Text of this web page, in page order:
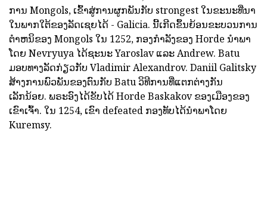
ການ Mongols, ເຂົ້າສູ່ການຜູກພັນກັບ strongest ໃນຂະນະທີ່ນາ
ໃນພາກໃຕ້ຂອງລັດເຊຍໄດ້ - Galicia. ນີ້ເກີດຂຶ້ນຍ້ອນຂະບວນການ
ຕໍາຫນິຂອງ Mongols ໃນ 1252, ກອງກໍາລັງຂອງ Horde ນໍາພາ
ໂດຍ Nevryuya ໄດ້ຊະນະ Yaroslav ແລະ Andrew. Batu
ມອບທາງລັດກ່ຽວກັບ Vladimir Alexandrov. Daniil Galitsky
ສ້າງການພົວພັນຂອງຕົນກັບ Batu ວິທີການທີ່ແຕກຕ່າງກັນ
ເລັກນ້ອຍ. ພຣະອົງໄດ້ຂັບໄດ້ Horde Baskakov ຂອງເມືອງຂອງ
ເຂົາເຈົ້າ. ໃນ 1254, ເຂົາ defeated ກອງທັບໄດ້ນໍາພາໂດຍ
Kuremsy.